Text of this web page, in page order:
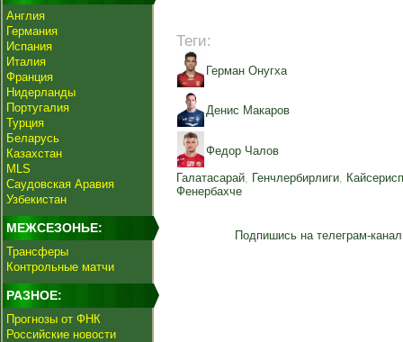
Англия
Германия
Испания
Италия
Франция
Нидерланды
Португалия
Турция
Беларусь
Казахстан
MLS
Саудовская Аравия
Узбекистан
МЕЖСЕЗОНЬЕ:
Трансферы
Контрольные матчи
РАЗНОЕ:
Прогнозы от ФНК
Российские новости
Теги:
Герман Онугха
Денис Макаров
Федор Чалов
Галатасарай, Генчлербирлиги,
Фенербахче
Подпишись на телеграм-